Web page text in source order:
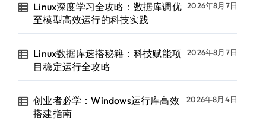
Linux深度学习全攻略：数据库调优
至模型高效运行的科技实践
2026年8月7日
Linux数据库速搭秘籍：科技赋能项
目稳定运行全攻略
2026年8月7日
创业者必学：Windows运行库高效
搭建指南
2026年8月4日